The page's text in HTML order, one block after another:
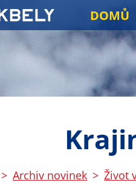
DOMŮ
Archiv novinek Život